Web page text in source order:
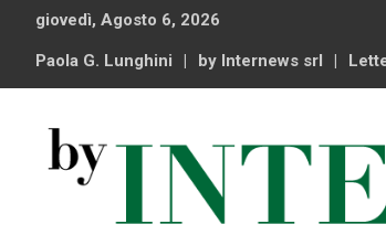
content
giovedì, Agosto 6, 2026
Paola G. Lunghini by Internews srl